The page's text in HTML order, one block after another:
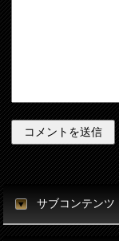
サブコンテンツ